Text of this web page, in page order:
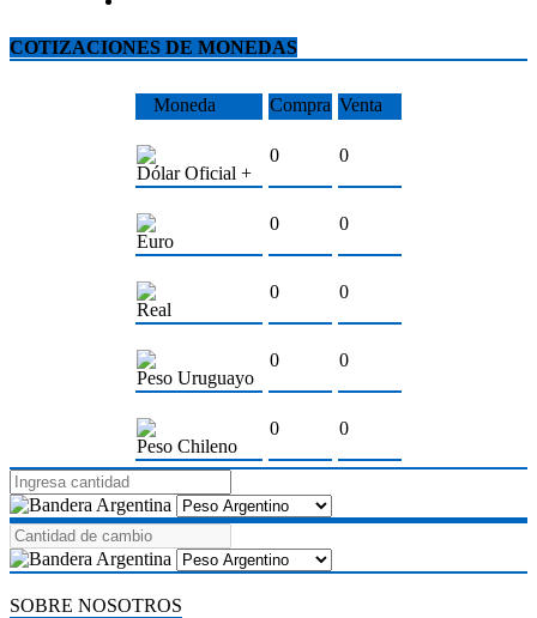
COTIZACIONES DE MONEDAS
Moneda Compra Venta
Dólar Oficial +
0 0
Euro
0 0
Real
0 0
Peso Uruguayo
0 0
Peso Chileno
0 0
SOBRE NOSOTROS